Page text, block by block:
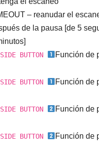
– reanudar el
de la pausa [de 5
SIDE BUTTON
Función de
SIDE BUTTON
Función de
SIDE BUTTON
Función de
SIDE BUTTON
Función de